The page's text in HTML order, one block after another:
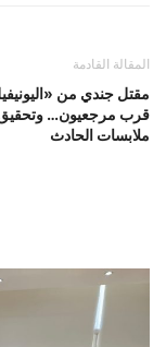
المقالة القادمة
مقتل جندي من
قرب مرجعيون… وتحقيق
ملابسات الحادث
سقلاوي بحث مع
حلول مناسبة”
اخبار محلية